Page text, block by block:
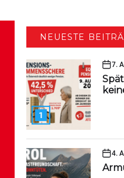
NEUESTE
1
7.
4.